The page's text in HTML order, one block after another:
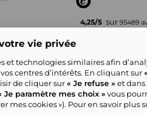
4,25/5 sur 95489
Showroomprive group Nous
vie privée
technologies similaires afin
centres d’intérêts. En cliquant sur
de cliquer sur« Je refuse »et dans
Je paramètre mes choix »vous
mes cookies »). Pour en savoir